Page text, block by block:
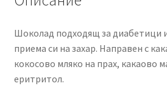
Шоколад подходящ за диабетици
приема си на захар. Направен с
кокосово мляко на прах, какаово
еритритол.